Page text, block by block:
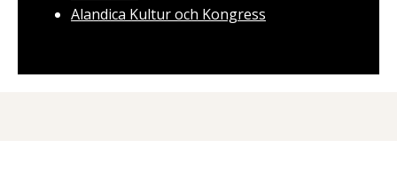
Alandica Kultur och Kongress